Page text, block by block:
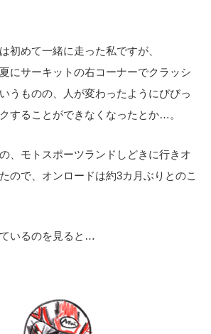
初めて一緒に走った私ですが、
にサーキットの右コーナーでクラッシ
うものの、人が変わったようにびびっ
することができなくなったとか…。
、モトスポーツランドしどきに行きオ
ので、オンロードは約3カ月ぶりとのこ
いるのを見ると…